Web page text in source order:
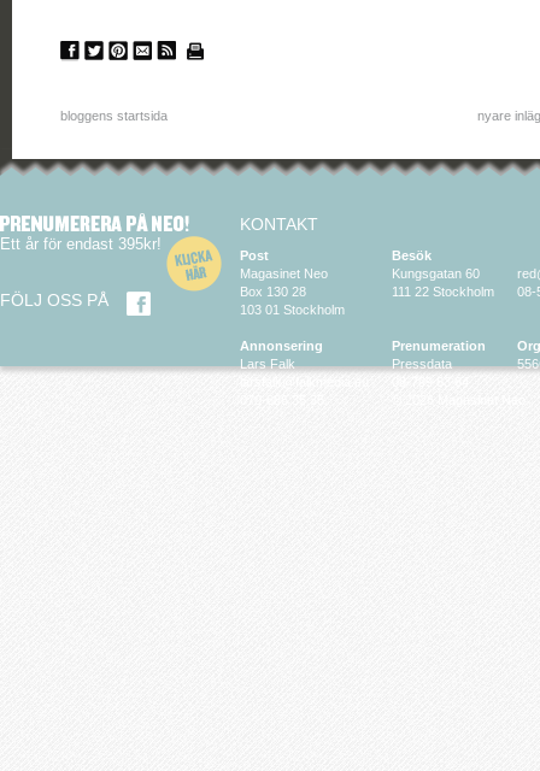
bloggens startsida nyare
Ett år för endast 395kr!
FÖLJ OSS PÅ
KONTAKT
Post
Magasinet Neo
Box 130 28
103 01 Stockholm
Annonsering
Lars Falk
Besök
Kungsgatan 60
111 22 Stockholm
Prenumeration
Pressdata
08-